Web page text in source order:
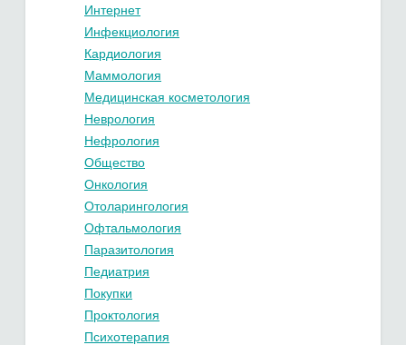
Интернет
Инфекциология
Кардиология
Маммология
Медицинская косметология
Неврология
Нефрология
Общество
Онкология
Отоларингология
Офтальмология
Паразитология
Педиатрия
Покупки
Проктология
Психотерапия